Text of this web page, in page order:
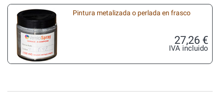
Pintura metalizada o perlada en frasco
27,26 €
IVA incluido